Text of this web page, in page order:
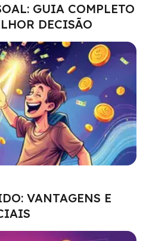
GUIA COMPLETO
DECISÃO
VANTAGENS E